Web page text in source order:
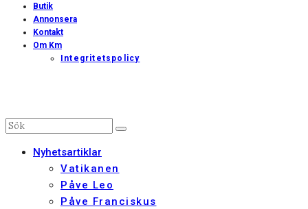
Butik
Annonsera
Kontakt
Om Km
Integritetspolicy
Nyhetsartiklar
Vatikanen
Påve Leo
Påve Franciskus